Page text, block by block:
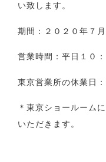
い致します。
期間：２０２０年７
営業時間：平日１０
東京営業所の休業日
＊東京ショールーム
いただきます。